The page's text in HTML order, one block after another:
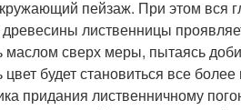
пейзаж. При этом вся
лиственницы
маслом сверх меры, пытаясь
цвет будет становиться все
придания лиственничному